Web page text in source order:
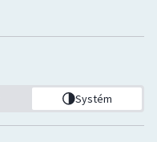
Systém